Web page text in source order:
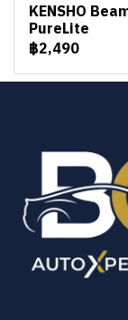
KENSHO
PureLite
฿2,490